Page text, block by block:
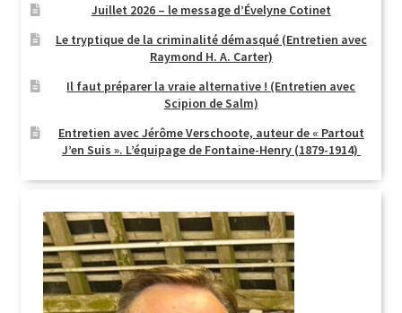
Juillet 2026 – le message d’Évelyne Cotinet
Le tryptique de la criminalité démasqué (Entretien avec
Raymond H. A. Carter)
Il faut préparer la vraie alternative ! (Entretien avec
Scipion de Salm)
Entretien avec Jérôme Verschoote, auteur de « Partout
J’en Suis ». L’équipage de Fontaine-Henry (1879-1914)